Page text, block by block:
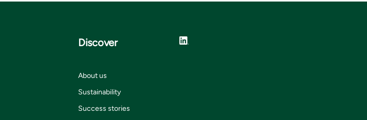
Discover
About us
Sustainability
Success stories